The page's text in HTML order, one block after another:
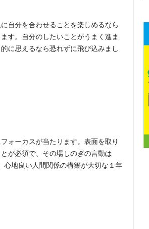
自分を合わせることを楽しめるなら
す。自分のしたいことがうまく進ま
に思えるなら恐れずに飛び込みまし
ォーカスが当たります。表面を取り
が必須で、その場しのぎの言動は
心地良い人間関係の構築が大切な１年